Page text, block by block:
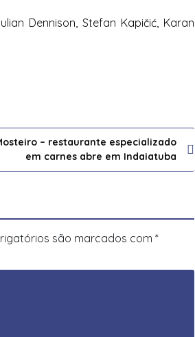
Dennison, Stefan Kapičić, Karan
– restaurante especializado
em carnes abre em Indaiatuba
são marcados com *